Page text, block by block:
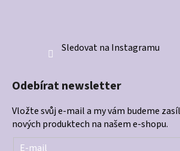
Sledovat na Instagramu
Odebírat newsletter
Vložte svůj e-mail a my vám budeme
nových produktech na našem e-shopu.
E-mail